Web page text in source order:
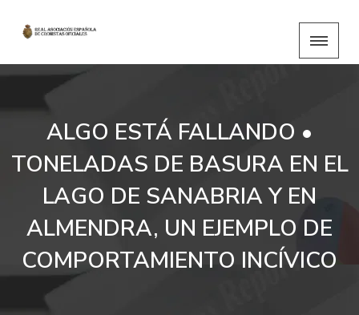
ALGO ESTÁ FALLANDO •
TONELADAS DE BASURA EN EL
LAGO DE SANABRIA Y EN
ALMENDRA, UN EJEMPLO DE
COMPORTAMIENTO INCÍVICO